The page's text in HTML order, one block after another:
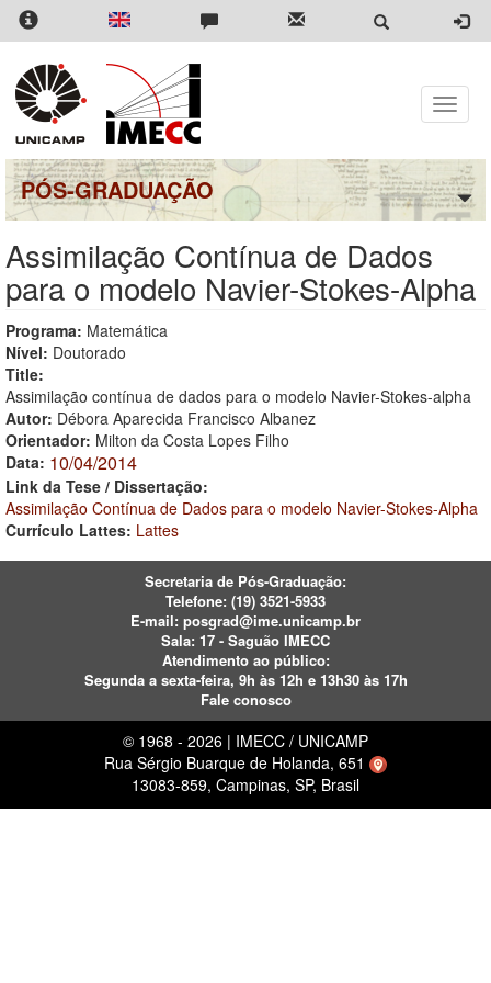
Pular
para
conteúdo
principal
Toggle
PÓS-GRADUAÇÃO
Assimilação Contínua de Dados
para o modelo Navier-Stokes-Alpha
Programa: Matemática
Nível: Doutorado
Title:
Assimilação contínua de dados para o modelo Navier-Stokes-alpha
Autor: Débora Aparecida Francisco Albanez
Orientador: Milton da Costa Lopes Filho
Data: 10/04/2014
Link da Tese / Dissertação:
Assimilação Contínua de Dados para o modelo Navier-Stokes-Alpha
Currículo Lattes: Lattes
Secretaria de Pós-Graduação:
Telefone: (19) 3521-5933
E-mail: posgrad@ime.unicamp.br
Sala: 17 - Saguão IMECC
Atendimento ao público:
Segunda a sexta-feira, 9h às 12h e 13h30 às 17h
Fale conosco
© 1968 - 2026 | IMECC / UNICAMP
Rua Sérgio Buarque de Holanda, 651
13083-859, Campinas, SP, Brasil